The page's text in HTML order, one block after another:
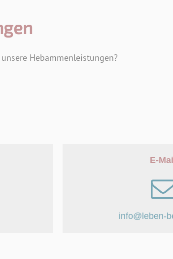
Hebammenleistungen?
E-Mail
info@leben-